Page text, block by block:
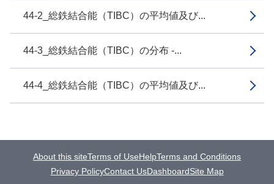
44-2_総鉄結合能（TIBC）の平均値及び...
44-3_総鉄結合能（TIBC）の分布 -...
44-4_総鉄結合能（TIBC）の平均値及び...
About this siteTerms of UseHelpTerms and Conditions
Privacy PolicyContact UsDashboardSite Map